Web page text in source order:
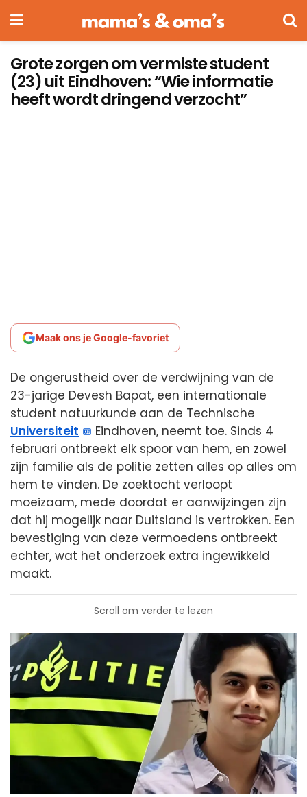
Grote zorgen om vermiste student
(23) uit Eindhoven: “Wie informatie
heeft wordt dringend verzocht”
Maak ons je Google-favoriet
De ongerustheid over de verdwijning van de
23-jarige Devesh Bapat, een internationale
student natuurkunde aan de Technische
Universiteit
Eindhoven, neemt toe. Sinds 4
februari ontbreekt elk spoor van hem, en zowel
zijn familie als de politie zetten alles op alles om
hem te vinden. De zoektocht verloopt
moeizaam, mede doordat er aanwijzingen zijn
dat hij mogelijk naar Duitsland is vertrokken. Een
bevestiging van deze vermoedens ontbreekt
echter, wat het onderzoek extra ingewikkeld
maakt.
Scroll om verder te lezen